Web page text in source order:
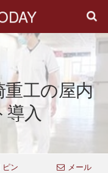
工の屋内
入
ピン メール